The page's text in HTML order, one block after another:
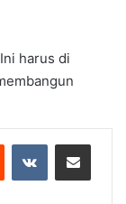
harus di
Reddit VKontakteShare via Email